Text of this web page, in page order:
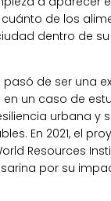
de los
dentro de
pasó de ser una
un caso de
urbana y
En 2021, el
Resources
por su